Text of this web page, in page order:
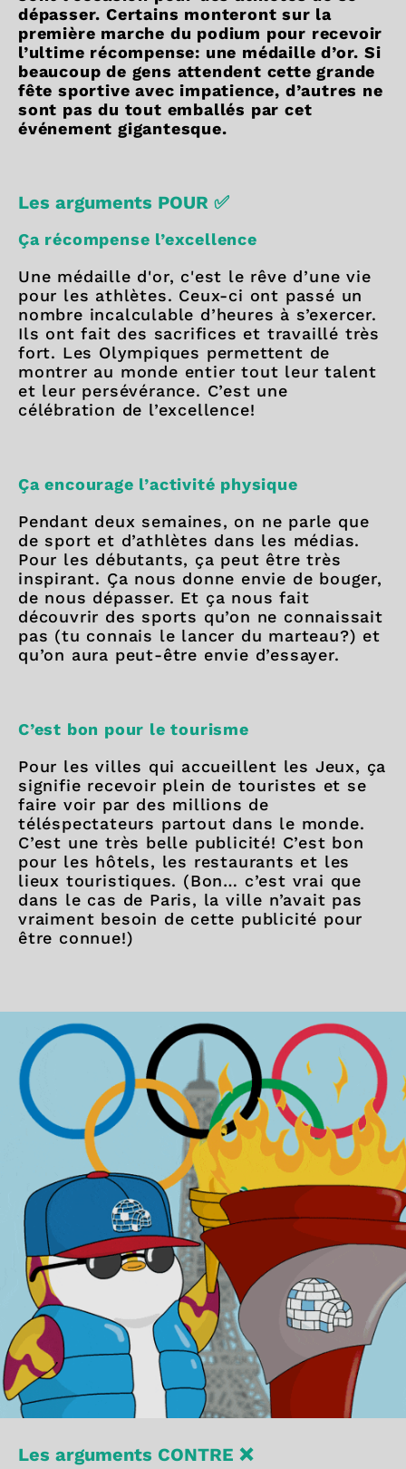
dépasser. Certains monteront sur la
première marche du podium pour recevoir
l’ultime récompense: une médaille d’or. Si
beaucoup de gens attendent cette grande
fête sportive avec impatience, d’autres ne
sont pas du tout emballés par cet
événement gigantesque.
Les arguments POUR ✅
Ça récompense l’excellence
Une médaille d'or, c'est le rêve d’une vie
pour les athlètes. Ceux-ci ont passé un
nombre incalculable d’heures à s’exercer.
Ils ont fait des sacrifices et travaillé très
fort. Les Olympiques permettent de
montrer au monde entier tout leur talent
et leur persévérance. C’est une
célébration de l’excellence!
Ça encourage l’activité physique
Pendant deux semaines, on ne parle que
de sport et d’athlètes dans les médias.
Pour les débutants, ça peut être très
inspirant. Ça nous donne envie de bouger,
de nous dépasser. Et ça nous fait
découvrir des sports qu’on ne connaissait
pas (tu connais le lancer du marteau?) et
qu’on aura peut-être envie d’essayer.
C’est bon pour le tourisme
Pour les villes qui accueillent les Jeux, ça
signifie recevoir plein de touristes et se
faire voir par des millions de
téléspectateurs partout dans le monde.
C’est une très belle publicité! C’est bon
pour les hôtels, les restaurants et les
lieux touristiques. (Bon… c’est vrai que
dans le cas de Paris, la ville n’avait pas
vraiment besoin de cette publicité pour
être connue!)
Les arguments CONTRE ❌